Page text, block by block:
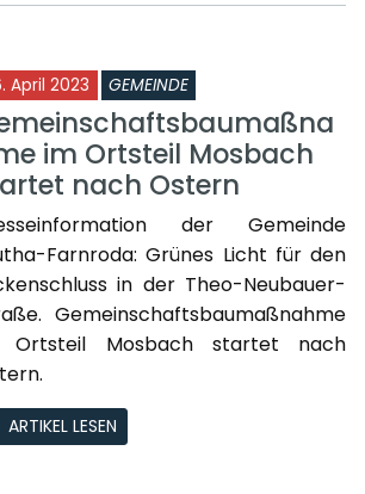
April 2023 GEMEINDE
im Ortsteil Mosbach
nach Ostern
der Gemeinde
Farnroda: Grünes Licht für den
in der Theo-Neubauer-
Gemeinschaftsbaumaßnahme
Ortsteil Mosbach startet nach
ARTIKEL LESEN